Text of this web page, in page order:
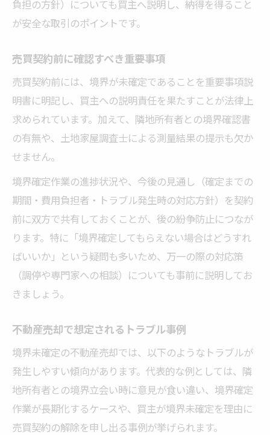
負担の方針）についても買主へ説明し、納得を得ること
が安全な取引のポイントです。
売買契約前に確認すべき重要事項
売買契約前には、境界が未確定であることを重要事項説
明書に明記し、買主への説明責任を果たすことが法律上
求められています。加えて、隣地所有者との境界確認書
の有無や、土地家屋調査士による測量結果の提示も欠か
せません。
境界確定作業の進捗状況や、今後の見通し（確定までの
期間・費用負担者・トラブル発生時の対応方針）を契約
前に双方で共有しておくことが、後の紛争防止につなが
ります。特に「境界確定してもらえない場合はどうすれ
ばいいか」という疑問も多いため、万一の際の対応策
（調停や専門家への相談）についても事前に説明してお
きましょう。
不動産売却で想定されるトラブル事例
境界未確定の不動産売却では、以下のようなトラブルが
発生しやすい傾向があります。代表的な例としては、隣
地所有者との境界立会い時に意見が食い違い、境界確定
作業が長期化するケースや、買主が境界未確定を理由に
売買契約の解除を申し出る事例が挙げられます。